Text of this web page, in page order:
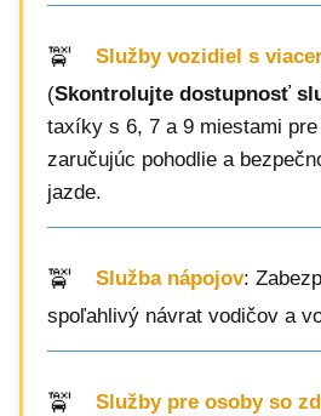
Služby vozidiel s
(Skontrolujte dostupnosť
taxíky s 6, 7 a 9 miestami
zaručujúc pohodlie a
jazde.
Služba nápojov:
spoľahlivý návrat vodičov a
Služby pre osoby so